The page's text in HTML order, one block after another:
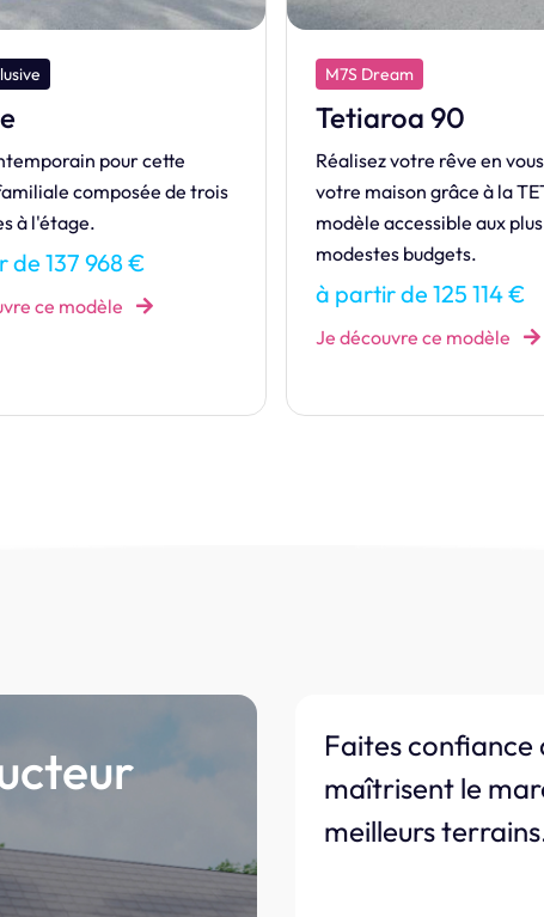
Dream
90
votre rêve en vous offrant
maison grâce à la TETIAORA,
accessible aux plus
budgets.
partir de 125 114 €
M7S Design
Life
LIFE, une maison
votre rythme de vie
moderne.
à partir de 379
Je découvre ce
Faites confiance
maîtrisent le
meilleurs